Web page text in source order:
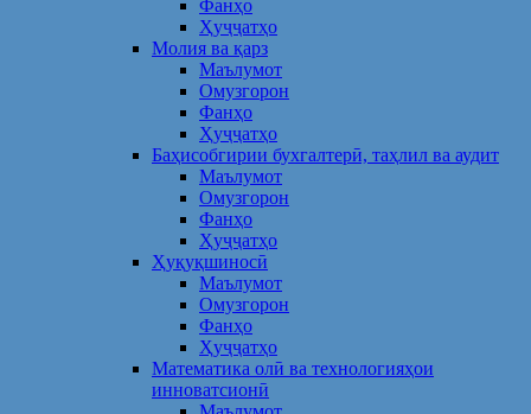
Фанҳо
Ҳуҷҷатҳо
Молия ва қарз
Маълумот
Омузгорон
Фанҳо
Ҳуҷҷатҳо
Баҳисобгирии бухгалтерӣ, таҳлил ва аудит
Маълумот
Омузгорон
Фанҳо
Ҳуҷҷатҳо
Ҳуқуқшиносӣ
Маълумот
Омузгорон
Фанҳо
Ҳуҷҷатҳо
Математика олӣ ва технологияҳои
инноватсионӣ